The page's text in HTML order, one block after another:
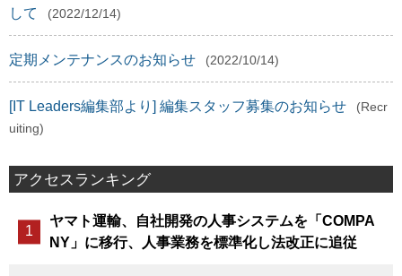
して
(2022/12/14)
定期メンテナンスのお知らせ (2022/10/14)
[IT Leaders編集部より] 編集スタッフ募集のお知らせ
(Recr
uiting)
アクセスランキング
ヤマト運輸、自社開発の人事システムを「COMPA
NY」に移行、人事業務を標準化し法改正に追従